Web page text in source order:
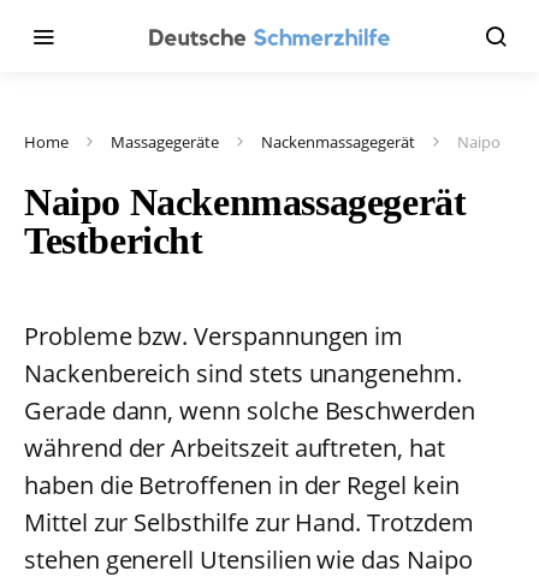
Home Massagegeräte Nackenmassagegerät Naipo
Naipo Nackenmassagegerät
Testbericht
Probleme bzw. Verspannungen im
Nackenbereich sind stets unangenehm.
Gerade dann, wenn solche Beschwerden
während der Arbeitszeit auftreten, hat
haben die Betroffenen in der Regel kein
Mittel zur Selbsthilfe zur Hand. Trotzdem
stehen generell Utensilien wie das Naipo